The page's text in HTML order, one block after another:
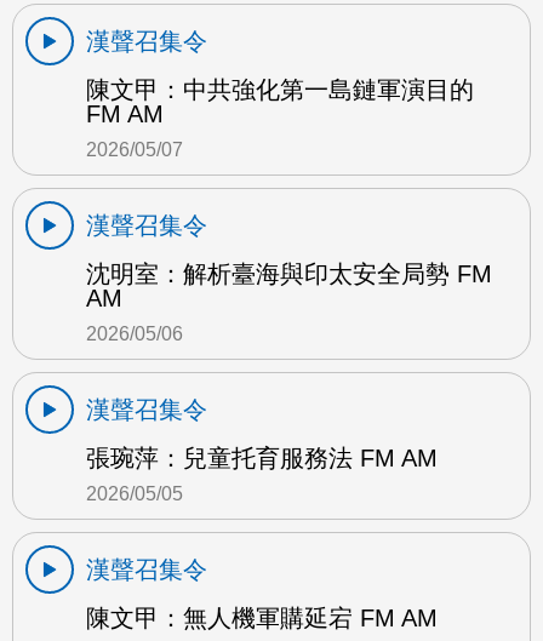
漢聲召集令
陳文甲：中共強化第一島鏈軍演目的
FM AM
2026/05/07
漢聲召集令
沈明室：解析臺海與印太安全局勢 FM
AM
2026/05/06
漢聲召集令
張琬萍：兒童托育服務法 FM AM
2026/05/05
漢聲召集令
陳文甲：無人機軍購延宕 FM AM